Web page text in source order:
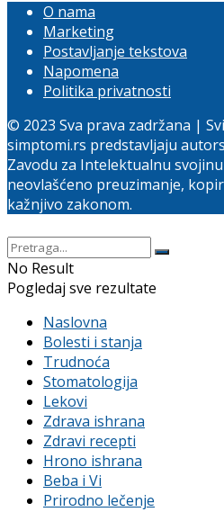
O nama
Marketing
Postavljanje tekstova
Napomena
Politika privatnosti
© 2023 Sva prava zadržana |
simptomi.rs predstavljaju
Zavodu za Intelektualnu
neovlašćeno preuzimanje,
kažnjivo zakonom.
No Result
Pogledaj sve rezultate
Naslovna
Bolesti i stanja
Trudnoća
Stomatologija
Lekovi
Zdrava ishrana
Zdravi recepti
Hrono ishrana
Beba i Vi
Prirodno lečenje